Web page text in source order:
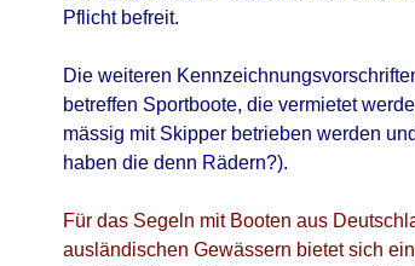
Pflicht befreit.
Die weiteren
betreffen Sportboote, die vermietet
mässig mit Skipper betrieben werden
haben die denn Rädern?).
Für das Segeln mit Booten aus
ausländischen Gewässern bietet sich